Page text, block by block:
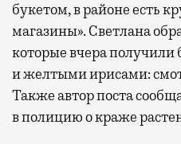
букетом, в районе есть
магазины». Светлана
которые вчера получили
и желтыми ирисами:
Также автор поста
в полицию о краже